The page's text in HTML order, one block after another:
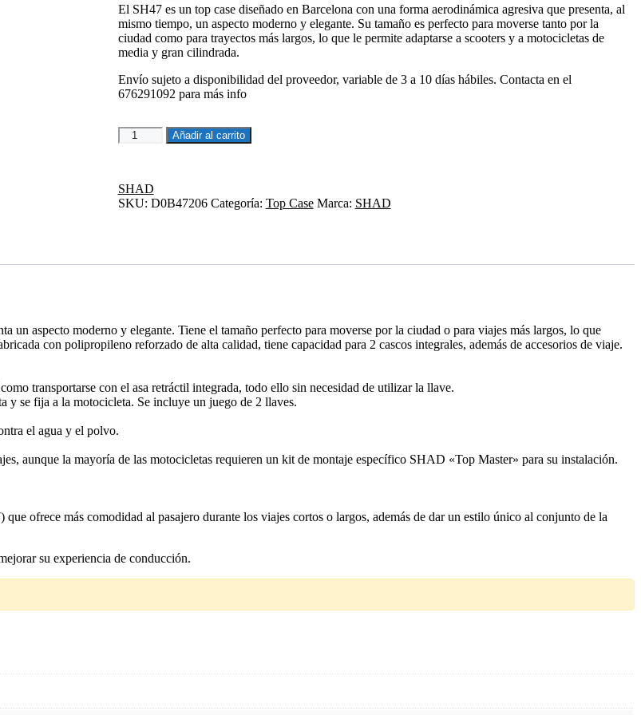
189,90€.161,42€.
El SH47 es un top case diseñado en Barcelona con una forma aerodinámica agresiva que presenta, al
mismo tiempo, un aspecto moderno y elegante. Su tamaño es perfecto para moverse tanto por la
ciudad como para trayectos más largos, lo que le permite adaptarse a scooters y a motocicletas de
media y gran cilindrada.
Envío sujeto a disponibilidad del proveedor, variable de 3 a 10 días hábiles. Contacta en el
676291092 para más info
TOP
CASE
ROJO
cantidad
Añadir al carrito
SHAD
SKU: D0B47206 Categoría: Top Case Marca: SHAD
un aspecto moderno y elegante. Tiene el tamaño perfecto para moverse por la ciudad o para viajes más largos, lo que
con polipropileno reforzado de alta calidad, tiene capacidad para 2 cascos integrales, además de accesorios de viaje.
transportarse con el asa retráctil integrada, todo ello sin necesidad de utilizar la llave.
y se fija a la motocicleta. Se incluye un juego de 2 llaves.
el agua y el polvo.
aunque la mayoría de las motocicletas requieren un kit de montaje específico SHAD «Top Master» para su instalación.
ofrece más comodidad al pasajero durante los viajes cortos o largos, además de dar un estilo único al conjunto de la
su experiencia de conducción.